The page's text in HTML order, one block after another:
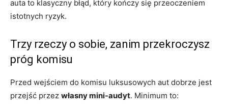
auta to klasyczny błąd, który kończy się przeoczeniem
istotnych ryzyk.
Trzy rzeczy o sobie, zanim przekroczysz
próg komisu
Przed wejściem do komisu luksusowych aut dobrze jest
przejść przez własny mini-audyt. Minimum to: